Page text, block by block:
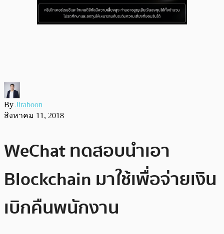
By Jiraboon
สิงหาคม 11, 2018
WeChat ทดสอบนำเอา
Blockchain มาใช้เพื่อจ่ายเงิน
เบิกคืนพนักงาน